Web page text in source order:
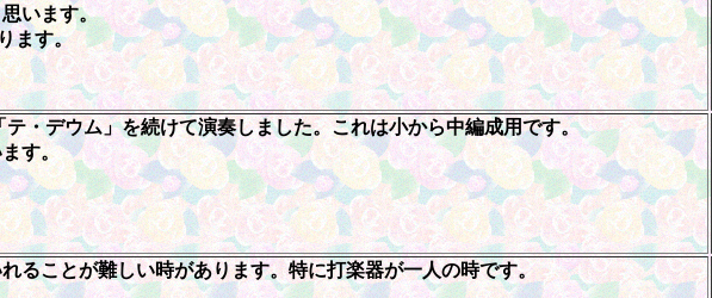
います。
ます。
・デウム」を続けて演奏しました。これは小から中編成用です。
す。
ることが難しい時があります。特に打楽器が一人の時です。